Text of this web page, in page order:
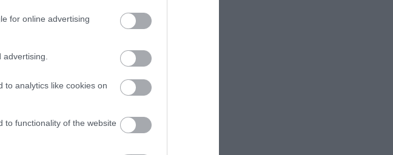
for online advertising
to analytics like cookies on
to functionality of the website